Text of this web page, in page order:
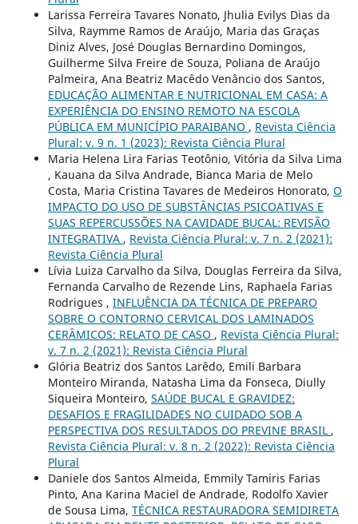
Larissa Ferreira Tavares Nonato, Jhulia Evilys Dias da
Silva, Raymme Ramos de Araújo, Maria das Graças
Diniz Alves, José Douglas Bernardino Domingos,
Guilherme Silva Freire de Souza, Poliana de Araújo
Palmeira, Ana Beatriz Macêdo Venâncio dos Santos,
EDUCAÇÃO ALIMENTAR E NUTRICIONAL EM CASA: A
EXPERIÊNCIA DO ENSINO REMOTO NA ESCOLA
PÚBLICA EM MUNICÍPIO PARAIBANO , Revista Ciência
Plural: v. 9 n. 1 (2023): Revista Ciência Plural
Maria Helena Lira Farias Teotônio, Vitória da Silva Lima
, Kauana da Silva Andrade, Bianca Maria de Melo
Costa, Maria Cristina Tavares de Medeiros Honorato, O
IMPACTO DO USO DE SUBSTÂNCIAS PSICOATIVAS E
SUAS REPERCUSSÕES NA CAVIDADE BUCAL: REVISÃO
INTEGRATIVA , Revista Ciência Plural: v. 7 n. 2 (2021):
Revista Ciência Plural
Lívia Luiza Carvalho da Silva, Douglas Ferreira da Silva,
Fernanda Carvalho de Rezende Lins, Raphaela Farias
Rodrigues , INFLUÊNCIA DA TÉCNICA DE PREPARO
SOBRE O CONTORNO CERVICAL DOS LAMINADOS
CERÂMICOS: RELATO DE CASO , Revista Ciência Plural:
v. 7 n. 2 (2021): Revista Ciência Plural
Glória Beatriz dos Santos Larêdo, Emili Barbara
Monteiro Miranda, Natasha Lima da Fonseca, Diully
Siqueira Monteiro, SAÚDE BUCAL E GRAVIDEZ:
DESAFIOS E FRAGILIDADES NO CUIDADO SOB A
PERSPECTIVA DOS RESULTADOS DO PREVINE BRASIL ,
Revista Ciência Plural: v. 8 n. 2 (2022): Revista Ciência
Plural
Daniele dos Santos Almeida, Emmily Tamiris Farias
Pinto, Ana Karina Maciel de Andrade, Rodolfo Xavier
de Sousa Lima, TÉCNICA RESTAURADORA SEMIDIRETA